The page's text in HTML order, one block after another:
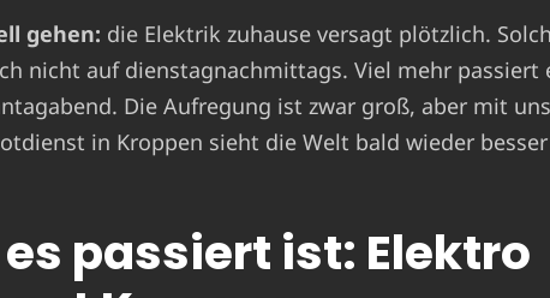
gehen: die Elektrik zuhause versagt plötzlich.
nicht auf dienstagnachmittags. Viel mehr passiert
Die Aufregung ist zwar groß, aber mit
in Kroppen sieht die Welt bald wieder
passiert ist: Elektro